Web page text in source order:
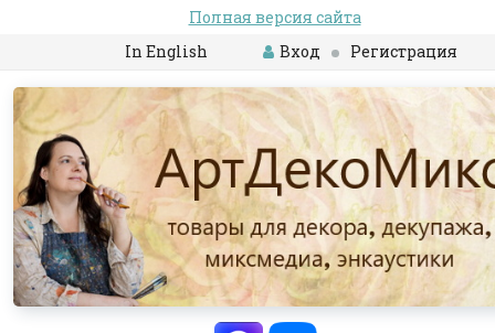
Полная версия сайта
In English
Вход Регистрация